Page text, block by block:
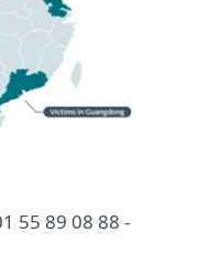
55 89 08 88 -